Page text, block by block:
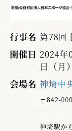
行事名 第78回
開催日 2024年
日（月）
会場名 神埼中
〒842-
神埼駅か